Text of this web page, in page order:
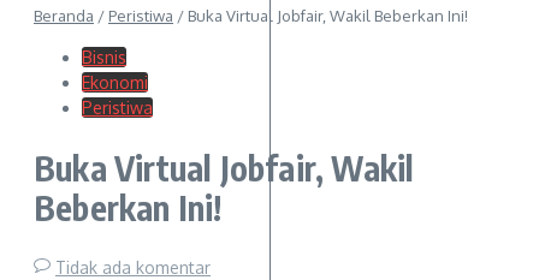
Beranda / Peristiwa / Buka Virtual Jobfair, Wakil Beberkan Ini!
Bisnis
Ekonomi
Peristiwa
Buka Virtual Jobfair, Wakil
Beberkan Ini!
Tidak ada komentar